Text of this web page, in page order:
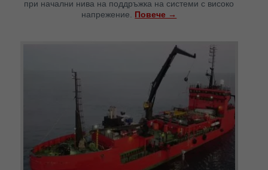
при начални нива на поддръжка на системи с високо
напрежение. Повече →